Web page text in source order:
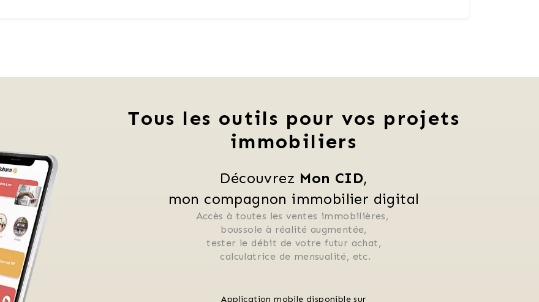
Tous les outils pour vos projets
immobiliers
Découvrez Mon CID,
mon compagnon immobilier digital
Accès à toutes les ventes immobilières,
boussole à réalité augmentée,
tester le débit de votre futur achat,
calculatrice de mensualité, etc.
Application mobile disponible sur